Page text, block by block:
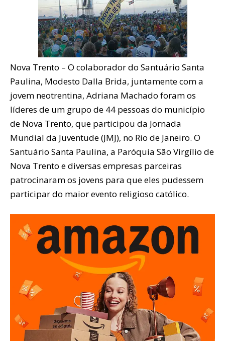
Nova Trento – O colaborador do Santuário Santa
Paulina, Modesto Dalla Brida, juntamente com a
jovem neotrentina, Adriana Machado foram os
líderes de um grupo de 44 pessoas do município
de Nova Trento, que participou da Jornada
Mundial da Juventude (JMJ), no Rio de Janeiro. O
Santuário Santa Paulina, a Paróquia São Virgílio de
Nova Trento e diversas empresas parceiras
patrocinaram os jovens para que eles pudessem
participar do maior evento religioso católico.